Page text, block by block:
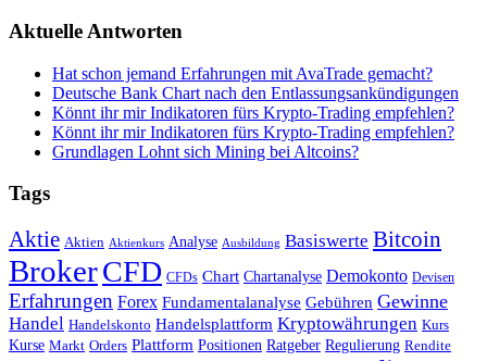
Aktuelle Antworten
Hat schon jemand Erfahrungen mit AvaTrade gemacht?
Deutsche Bank Chart nach den Entlassungsankündigungen
Könnt ihr mir Indikatoren fürs Krypto-Trading empfehlen?
Könnt ihr mir Indikatoren fürs Krypto-Trading empfehlen?
Grundlagen Lohnt sich Mining bei Altcoins?
Tags
Aktie Aktien Aktienkurs Analyse Ausbildung Basiswerte Bitcoin
BrokerCFD CFDs Chart Chartanalyse Demokonto Devisen
Erfahrungen Forex Fundamentalanalyse Gebühren Gewinne
Handel Handelskonto Handelsplattform Kryptowährungen Kurs
Kurse Markt Orders Plattform Positionen Ratgeber Regulierung Rendite